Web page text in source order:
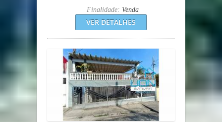
Finalidade: Venda
VER DETALHES